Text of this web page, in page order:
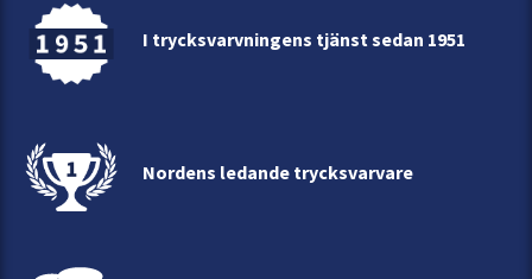
I trycksvarvningens tjänst sedan 1951
Nordens ledande trycksvarvare